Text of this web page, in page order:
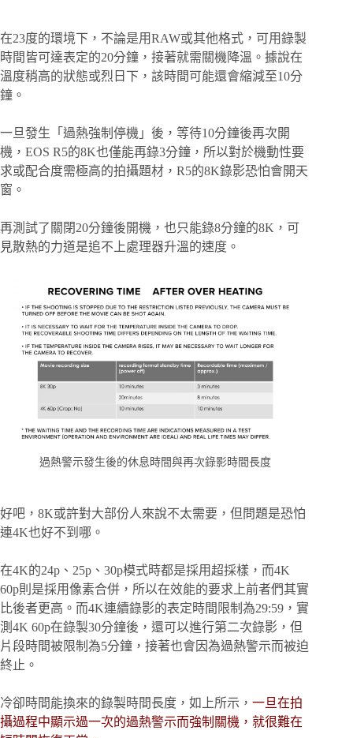
在23度的環境下，不論是用RAW或其他格式，可用錄製
時間皆可達表定的20分鐘，接著就需關機降溫。據說在
溫度稍高的狀態或烈日下，該時間可能還會縮減至10分
鐘。
一旦發生「過熱強制停機」後，等待10分鐘後再次開
機，EOS R5的8K也僅能再錄3分鐘，所以對於機動性要
求或配合度需極高的拍攝題材，R5的8K錄影恐怕會開天
窗。
再測試了關閉20分鐘後開機，也只能錄8分鐘的8K，可
見散熱的力道是追不上處理器升溫的速度。
過熱警示發生後的休息時間與再次錄影時間長度
好吧，8K或許對大部份人來說不太需要，但問題是恐怕
連4K也好不到哪。
在4K的24p、25p、30p模式時都是採用超採樣，而4K
60p則是採用像素合併，所以在效能的要求上前者們其實
比後者更高。而4K連續錄影的表定時間限制為29:59，實
測4K 60p在錄製30分鐘後，還可以進行第二次錄影，但
片段時間被限制為5分鐘，接著也會因為過熱警示而被迫
終止。
冷卻時間能換來的錄製時間長度，如上所示， 一旦在拍
攝過程中顯示過一次的過熱警示而強制關機，就很難在